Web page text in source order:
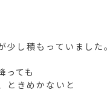
少し積もっていました
っても
ときめかないと